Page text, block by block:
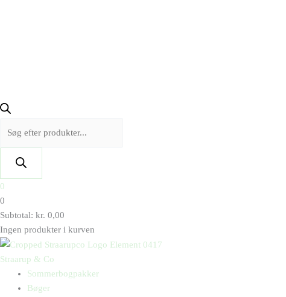
0
0
Subtotal: kr. 0,00
Ingen produkter i kurven
Straarup & Co
Sommerbogpakker
Bøger